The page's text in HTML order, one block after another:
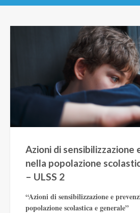
Azioni di sensibilizzazione
nella popolazione
– ULSS 2
“Azioni di sensibilizzazione e
popolazione scolastica e generale”